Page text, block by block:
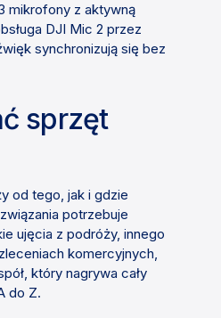
mikrofony z aktywną
DJI Mic 2 przez
synchronizują się bez
sprzęt
od tego, jak i gdzie
potrzebuje
ujęcia z podróży, innego
komercyjnych,
który nagrywa cały
do Z.